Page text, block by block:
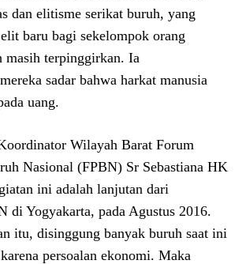
dan elitisme serikat buruh, yang
baru bagi sekelompok orang
masih terpinggirkan. Ia
sadar bahwa harkat manusia
uang.
Wilayah Barat Forum
Nasional (FPBN) Sr Sebastiana HK
ini adalah lanjutan dari
di Yogyakarta, pada Agustus 2016.
itu, disinggung banyak buruh saat ini
persoalan ekonomi. Maka